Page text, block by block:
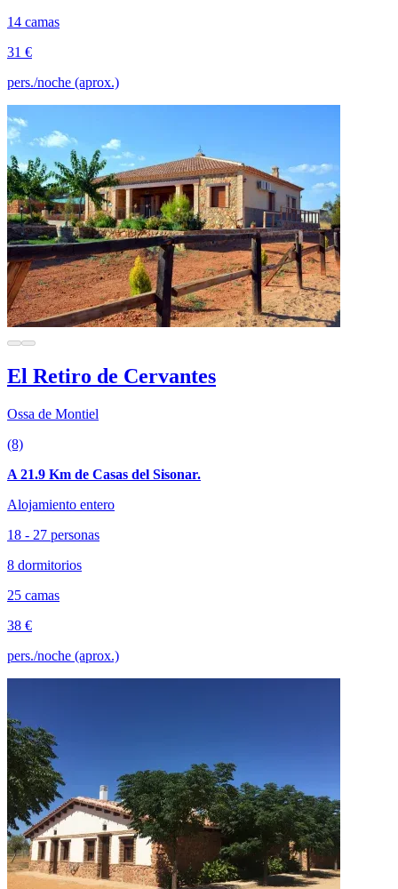
14 camas
31 €
pers./noche (aprox.)
El Retiro de Cervantes
Ossa de Montiel
(8)
A 21.9 Km de Casas del Sisonar.
Alojamiento entero
18 - 27 personas
8 dormitorios
25 camas
38 €
pers./noche (aprox.)